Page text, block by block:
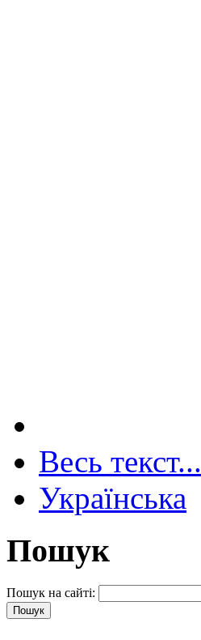
Весь текст...
Українська
Пошук
Пошук на сайті: